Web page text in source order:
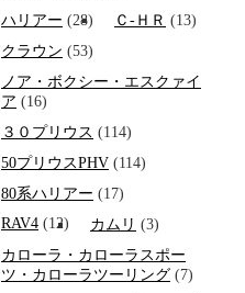
ハリアー (28) Ｃ-ＨＲ (13)
クラウン (53)
ノア・ボクシー・エスクァイ
ア (16)
３０プリウス (114)
50プリウスPHV (114)
80系ハリアー (17)
RAV4 (12) カムリ (3)
カローラ・カローラスポー
ツ・カローラツーリング (7)